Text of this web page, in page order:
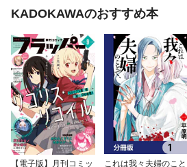
KADOKAWAのおすすめ本
【電子版】月刊コミッ これは我々夫婦のこと